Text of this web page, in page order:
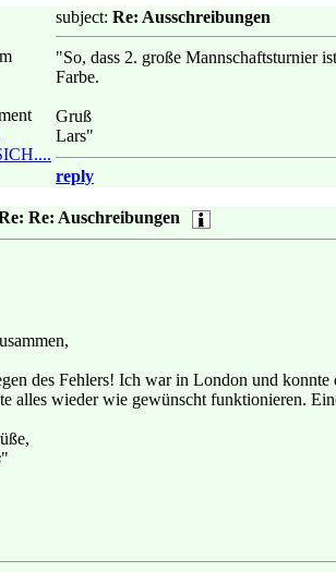
subject: Re: Ausschreibungen
"So, dass 2. große Mannschaftsturnier
Farbe.
Gruß
Lars"
reply
Re: Auschreibungen
des Fehlers! Ich war in London und konnte
alles wieder wie gewünscht funktionieren.
"